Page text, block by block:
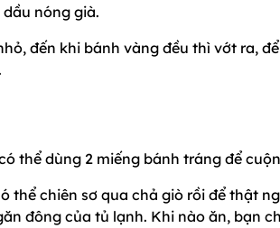
nóng già.
đến khi bánh vàng đều thì vớt ra,
thể dùng 2 miếng bánh tráng để
thể chiên sơ qua chả giò rồi để thật
đông của tủ lạnh. Khi nào ăn, bạn